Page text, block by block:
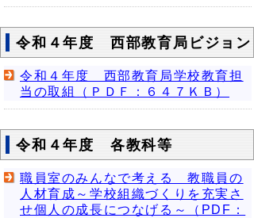
令和４年度 西部教育局ビジョン
令和４年度 西部教育局学校教育担
当の取組（ＰＤＦ：６４７ＫＢ）
令和４年度 各教科等
職員室のみんなで考える 教職員の
人材育成～学校組織づくりを充実さ
せ個人の成長につなげる～（PDF：